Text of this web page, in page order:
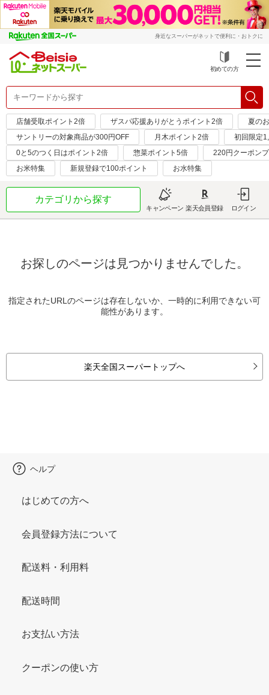
身近なスーパーがネットで便利に・おトクに
初めての方
店舗受取ポイント2倍 ザスパ応援ありがとうポイント2倍
夏の
サントリーの対象商品が300円OFF
月木ポイント2倍
初回限定
0と5のつく日はポイント2倍
惣菜ポイント5倍
220円クーポン
お米特集
新規登録で100ポイント お水特集
カテゴリから探す
キャンペーン 楽天会員登録 ログイン
お探しのページは見つかりませんでした。
指定されたURLのページは存在しないか、一時的に利用できない可
能性があります。
楽天全国スーパートップへ
ヘルプ
はじめての方へ
会員登録方法について
配送料・利用料
配送時間
お支払い方法
クーポンの使い方